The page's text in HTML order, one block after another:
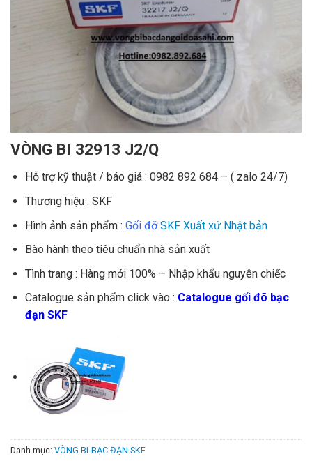
VÒNG BI 32913 J2/Q
Hỗ trợ kỹ thuật / báo giá : 0982 892 684 – ( zalo 24/7)
Thương hiệu : SKF
Hình ảnh sản phẩm : Gối đỡSKF Xuất xứ Nhật bản
Bào hành theo tiêu chuẩn nhà sản xuất
Tình trang : Hàng mới 100% – Nhập khẩu nguyên chiếc
Catalogue sản phẩm click vào : Catalogue gối đõ bạc
đạn SKF
Danh mục: VÒNG BI-BẠC ĐẠN SKF